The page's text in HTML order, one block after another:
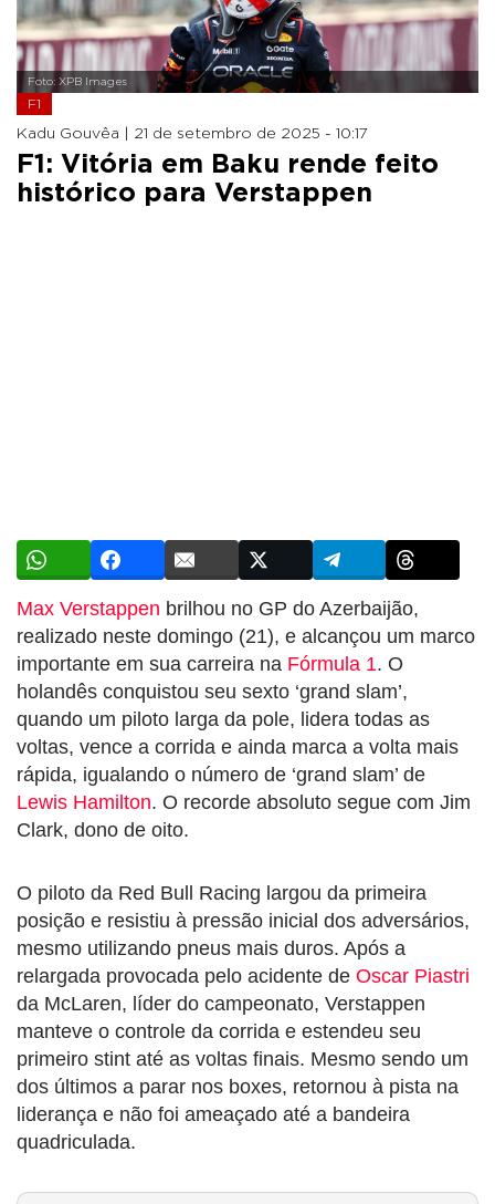
Foto: XPB Images
F1
Kadu Gouvêa | 21 de setembro de 2025 - 10:17
F1: Vitória em Baku rende feito
histórico para Verstappen
Max Verstappen brilhou no GP do Azerbaijão,
realizado neste domingo (21), e alcançou um marco
importante em sua carreira na Fórmula 1. O
holandês conquistou seu sexto ‘grand slam’,
quando um piloto larga da pole, lidera todas as
voltas, vence a corrida e ainda marca a volta mais
rápida, igualando o número de ‘grand slam’ de
Lewis Hamilton. O recorde absoluto segue com Jim
Clark, dono de oito.
O piloto da Red Bull Racing largou da primeira
posição e resistiu à pressão inicial dos adversários,
mesmo utilizando pneus mais duros. Após a
relargada provocada pelo acidente de Oscar Piastri
da McLaren, líder do campeonato, Verstappen
manteve o controle da corrida e estendeu seu
primeiro stint até as voltas finais. Mesmo sendo um
dos últimos a parar nos boxes, retornou à pista na
liderança e não foi ameaçado até a bandeira
quadriculada.